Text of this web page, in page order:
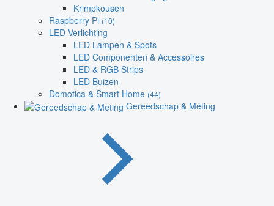
Krimpkousen
Raspberry Pi (10)
LED Verlichting
LED Lampen & Spots
LED Componenten & Accessoires
LED & RGB Strips
LED Buizen
Domotica & Smart Home (44)
Gereedschap & Meting